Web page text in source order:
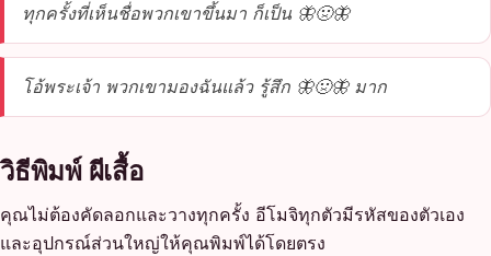
ทุกครั้งที่เห็นชื่อพวกเขาขึ้นมา ก็เป็น 🦋🤢🦋
โอ้พระเจ้า พวกเขามองฉันแล้ว รู้สึก 🦋🤢🦋 มาก
วิธีพิมพ์ ผีเสื้อ
คุณไม่ต้องคัดลอกและวางทุกครั้ง อีโมจิทุกตัวมีรหัสของตัวเอง
และอุปกรณ์ส่วนใหญ่ให้คุณพิมพ์ได้โดยตรง